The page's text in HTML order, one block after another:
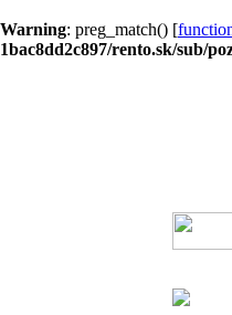
Warning: preg_match() [
1bac8dd2c897/rento.sk/sub/